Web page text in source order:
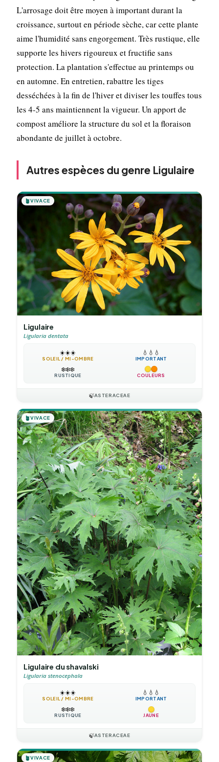
L'arrosage doit être moyen à important durant la
croissance, surtout en période sèche, car cette plante
aime l'humidité sans engorgement. Très rustique, elle
supporte les hivers rigoureux et fructifie sans
protection. La plantation s'effectue au printemps ou
en automne. En entretien, rabattre les tiges
desséchées à la fin de l'hiver et diviser les touffes tous
les 4-5 ans maintiennent la vigueur. Un apport de
compost améliore la structure du sol et la floraison
abondante de juillet à octobre.
Autres espèces du genre Ligulaire
🪴VIVACE
Ligulaire
Ligularia dentata
☀️☀️☀️
SOLEIL / MI-OMBRE
💧 💧 💧
IMPORTANT
❄️❄️❄️
RUSTIQUE COULEURS
🍃ASTERACEAE
🪴VIVACE
Ligulaire du shavalski
Ligularia stenocephala
☀️☀️☀️
SOLEIL / MI-OMBRE
💧 💧 💧
IMPORTANT
❄️❄️❄️
RUSTIQUE JAUNE
🍃ASTERACEAE
🪴VIVACE